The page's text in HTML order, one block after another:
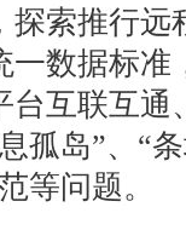
探索推行远
一数据标准
台互联互通
孤岛”、“
等问题。